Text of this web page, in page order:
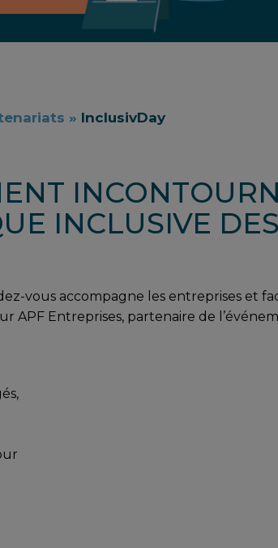
» InclusivDay
INCLUSIVE DES
vous accompagne les entreprises et
APF Entreprises, partenaire de